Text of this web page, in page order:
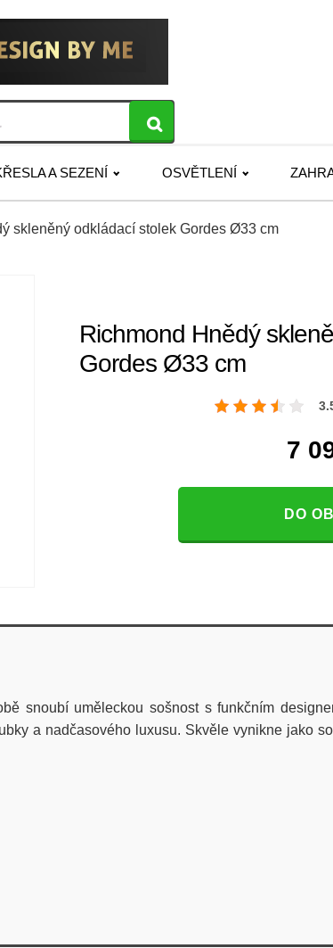
A SEZENÍ OSVĚTLENÍ
skleněný odkládací stolek Gordes Ø33 cm
Richmond Hnědý
Gordes Ø33 cm
7
DO
snoubí uměleckou sošnost s funkčním
a nadčasového luxusu. Skvěle vynikne jako